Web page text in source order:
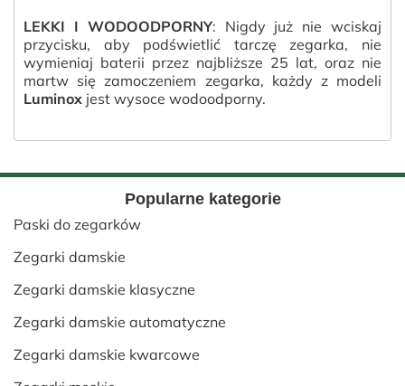
LEKKI I WODOODPORNY: Nigdy już nie wciskaj
przycisku, aby podświetlić tarczę zegarka, nie
wymieniaj baterii przez najbliższe 25 lat, oraz nie
martw się zamoczeniem zegarka, każdy z modeli
Luminox jest wysoce wodoodporny.
Popularne kategorie
Paski do zegarków
Zegarki damskie
Zegarki damskie klasyczne
Zegarki damskie automatyczne
Zegarki damskie kwarcowe